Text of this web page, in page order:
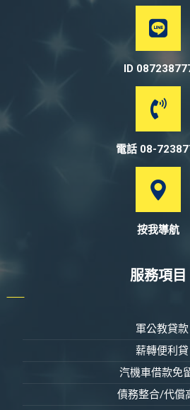
ID
電話 08-
按我導航
服務項目
軍公教貸款
薪轉便利貸
汽機車借款免
債務整合/代償